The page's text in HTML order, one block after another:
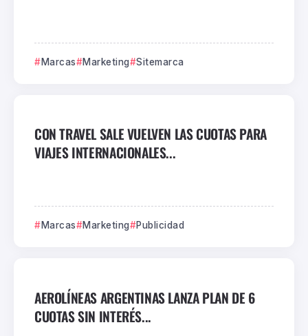
Marcas Marketing Sitemarca
CON TRAVEL SALE VUELVEN LAS CUOTAS PARA
VIAJES INTERNACIONALES...
Marcas Marketing Publicidad
AEROLÍNEAS ARGENTINAS LANZA PLAN DE 6
CUOTAS SIN INTERÉS...